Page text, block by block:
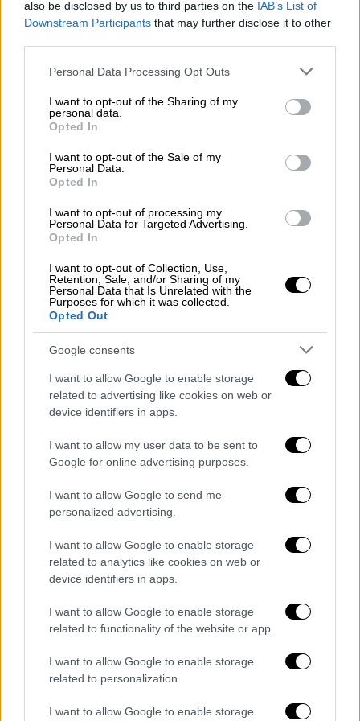
also be disclosed by us to third parties on the IAB’s List of
Downstream Participants that may further disclose it to other
Please note that this website/app uses one or more Google
not limited to your visit or usage behaviour. You may click to
grant or deny consent to Google and its third-party tags to
use your data for below specified purposes in below Google
consent section.
Personal Data Processing Opt Outs
I want to opt-out of the Sharing of my
personal data.
Opted In
I want to opt-out of the Sale of my
Personal Data.
Opted In
I want to opt-out of processing my
Personal Data for Targeted Advertising.
Opted In
I want to opt-out of Collection, Use,
Retention, Sale, and/or Sharing of my
Personal Data that Is Unrelated with the
Purposes for which it was collected.
Opted Out
Google consents
I want to allow Google to enable storage
related to advertising like cookies on web or
device identifiers in apps.
I want to allow my user data to be sent to
Google for online advertising purposes.
I want to allow Google to send me
personalized advertising.
I want to allow Google to enable storage
related to analytics like cookies on web or
device identifiers in apps.
I want to allow Google to enable storage
related to functionality of the website or app.
I want to allow Google to enable storage
related to personalization.
I want to allow Google to enable storage
Ελλάδα|29.11.2018 09:31
Σοβαρές ζημιές από την ισχυρή
βροχόπτωση στη Μυτιλήνη
Η ισχυρή βροχόπτωση που έπληξε το βράδυ
προβλήματα στο νησί
ΑΛΛΑ #TAGS
Μυτιλήνη
Λέσβος
φεστιβάλ
κατολισθήσεις
Πλωμάρι
Ώρα Ελλάδος...|05.08.2026 13:36